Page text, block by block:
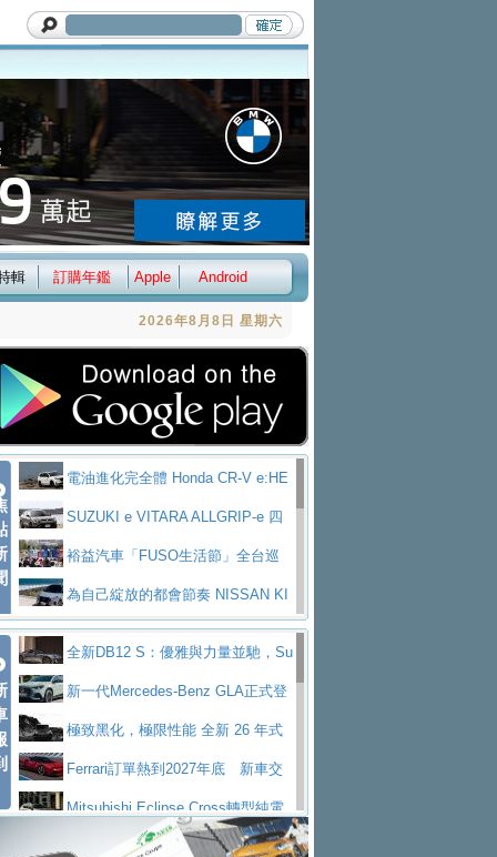
輯 訂購年鑑 Apple Android
2026年8月8日 星期六
電油進化完全體 Honda CR-V e:HE
V PrestigeSUZUKI e VITARA ALLGRIP-e 四
驅精神的純電新詮釋
裕益汽車「FUSO生活節」全台巡
迴 結合生活體驗、交通安全與購車優惠
為自己綻放的都會節奏 NISSAN KI
CKS SAKURA為品味獨具層峰買家打造的頂級座
駕，MAZDA CX-90 33T AWD Premium Ca
ptain Seat
EV
技的座駕! Ford Territory中型油電休旅
SO Super Great今日在台登場，結合先進安
ntis四品牌經銷權，全新多品牌旗艦展示中
屏東特搜大隊再添新利器 SITRAK
全新DB12 S：優雅與力量並馳，Su
per Tourer的顛峰之作
新一代Mercedes-Benz GLA正式登
場 續航最高657公里、支援320kW快充
極致黑化，極限性能 全新 26 年式
DEFENDER OCTA BLACK 限量登台
Ferrari訂單熱到2027年底 新車交
付至少得等一年以上
Mitsubishi Eclipse Cross轉型純電
休旅 87kWh電池續航超過600公里
全新BMW 318i Touring豪華旅行車